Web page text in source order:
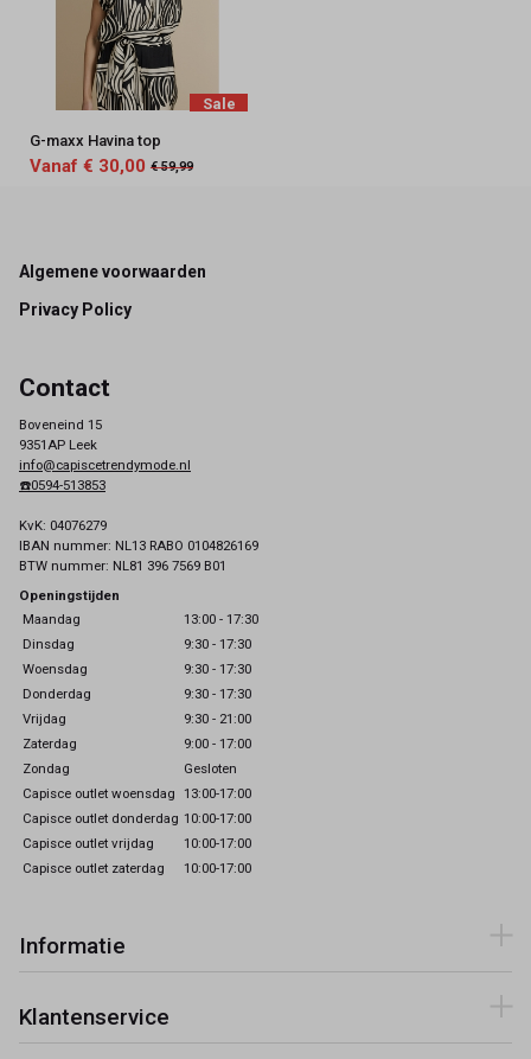
Sale
G-maxx Havina top
Vanaf € 30,00 € 59,99
Footer
Algemene voorwaarden
Privacy Policy
Contact
Boveneind 15
9351AP Leek
info@capiscetrendymode.nl
☎️0594-513853
KvK: 04076279
IBAN nummer: NL13 RABO 0104826169
BTW nummer: NL81 396 7569 B01
Openingstijden
Maandag
13:00 - 17:30
Dinsdag
9:30 - 17:30
Woensdag
9:30 - 17:30
Donderdag
9:30 - 17:30
Vrijdag
9:30 - 21:00
Zaterdag
9:00 - 17:00
Zondag
Gesloten
Capisce outlet woensdag 13:00-17:00
Capisce outlet donderdag 10:00-17:00
Capisce outlet vrijdag
10:00-17:00
Capisce outlet zaterdag
10:00-17:00
Informatie
Klantenservice